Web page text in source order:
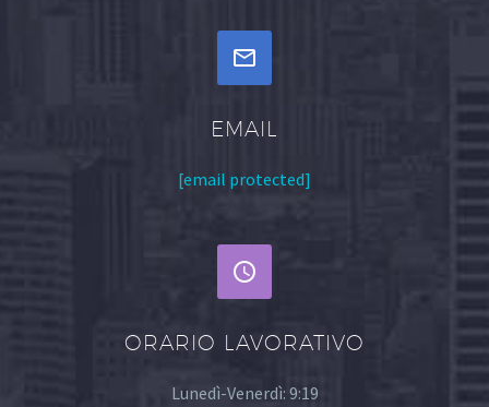


EMAIL
[email protected]


ORARIO LAVORATIVO
Lunedì-Venerdì: 9:19